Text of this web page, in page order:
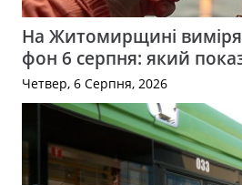
На Житомирщині
фон 6 серпня: який
Четвер, 6 Серпня, 2026